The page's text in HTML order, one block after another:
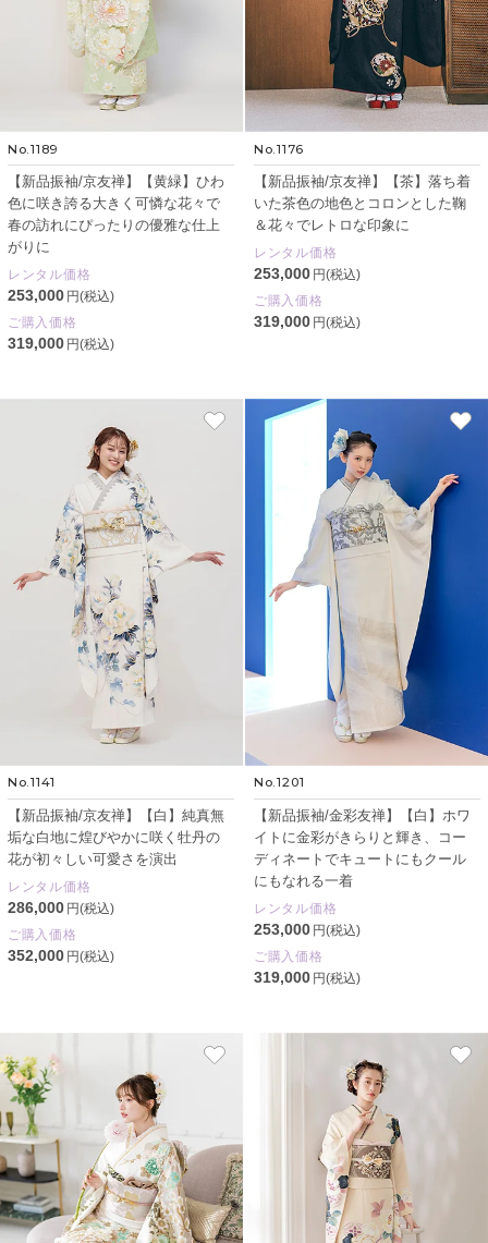
No.1189
【新品振袖/京友禅】【黄緑】ひわ
色に咲き誇る大きく可憐な花々で
春の訪れにぴったりの優雅な仕上
がりに
レンタル価格
253,000 円(税込)
ご購入価格
319,000 円(税込)
No.1176
【新品振袖/京友禅】【茶】落ち着
いた茶色の地色とコロンとした鞠
＆花々でレトロな印象に
レンタル価格
253,000 円(税込)
ご購入価格
319,000 円(税込)
No.1141
【新品振袖/京友禅】【白】純真無
垢な白地に煌びやかに咲く牡丹の
花が初々しい可愛さを演出
レンタル価格
286,000 円(税込)
ご購入価格
352,000 円(税込)
No.1201
【新品振袖/金彩友禅】【白】ホワ
イトに金彩がきらりと輝き、コー
ディネートでキュートにもクール
にもなれる一着
レンタル価格
253,000 円(税込)
ご購入価格
319,000 円(税込)